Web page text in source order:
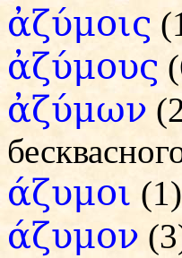
ἀζύμοις
ἀζύμους
ἀζύμων
άζυμοι
άζυμον